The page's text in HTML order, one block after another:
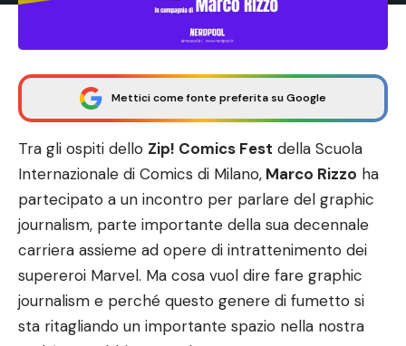
Mettici come fonte preferita su Google
Tra gli ospiti dello Zip! Comics Fest della Scuola
Internazionale di Comics di Milano, Marco Rizzo ha
partecipato a un incontro per parlare del graphic
journalism, parte importante della sua decennale
carriera assieme ad opere di intrattenimento dei
supereroi Marvel. Ma cosa vuol dire fare graphic
journalism e perché questo genere di fumetto si
sta ritagliando un importante spazio nella nostra